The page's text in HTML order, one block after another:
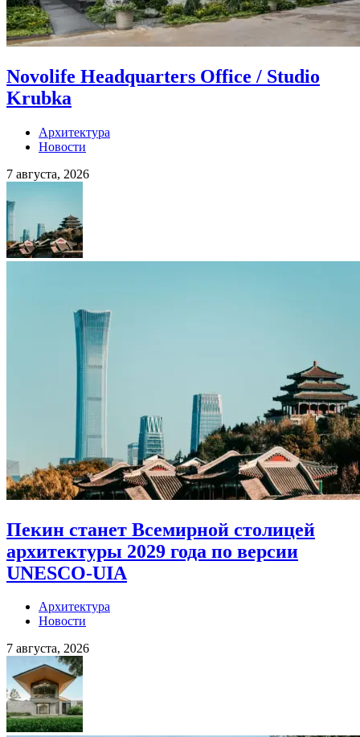
Novolife Headquarters Office / Studio
Krubka
Архитектура
Новости
7 августа, 2026
Пекин станет Всемирной столицей
архитектуры 2029 года по версии
UNESCO-UIA
Архитектура
Новости
7 августа, 2026